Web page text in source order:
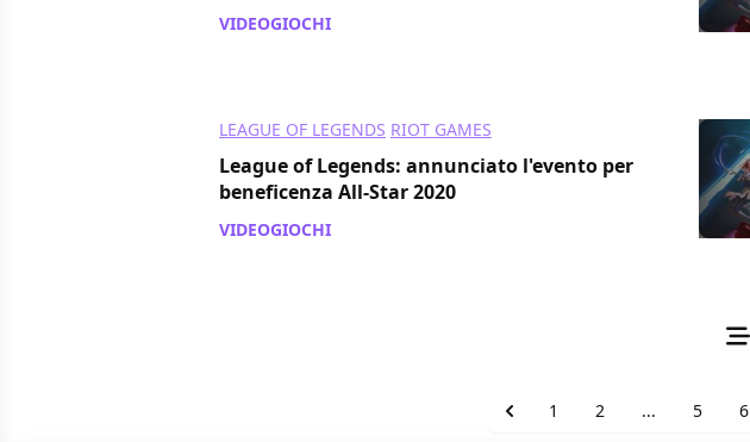
VIDEOGIOCHI
LEAGUE OF LEGENDS RIOT GAMES
League of Legends: annunciato l'evento per
beneficenza All-Star 2020
VIDEOGIOCHI
1 2 ... 5 6